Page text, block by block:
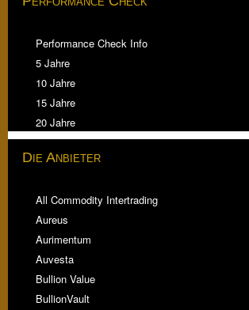
Performance Check Info
5 Jahre
10 Jahre
15 Jahre
20 Jahre
Die Anbieter
All Commodity Intertrading
Aureus
Aurimentum
Auvesta
Bullion Value
BullionVault